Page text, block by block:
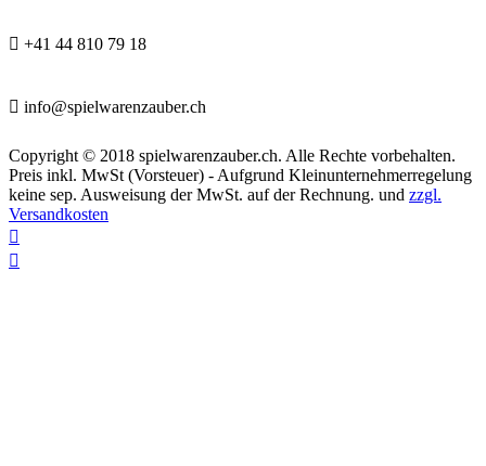
 +41 44 810 79 18
 info@spielwarenzauber.ch
Copyright © 2018 spielwarenzauber.ch. Alle Rechte vorbehalten.
Preis inkl. MwSt (Vorsteuer) - Aufgrund Kleinunternehmerregelung
keine sep. Ausweisung der MwSt. auf der Rechnung. und zzgl.
Versandkosten

